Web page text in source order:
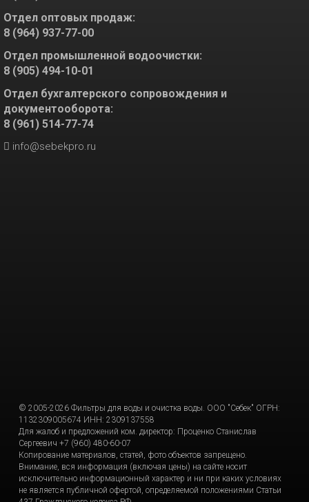
Отдел оптовых продаж:
8 (964) 937-77-00
Отдел промышленной водоочистки:
8 (905) 494-10-01
Отдел бухгалтерского сопровождения и
документооборота:
8 (961) 514-77-74
info@sebekpro.ru
© 2005-2026 Фильтры для воды и очистка воды. ООО "Себек" ОГРН:
1132309005674 ИНН: 2309137558
Для жалоб и предложений ком. директор: Проценко Станислав
Сергеевич +7 (960) 480-60-07
Копирование материалов, статей, фото объектов запрещено.
Внимание, вся информация (включая цены) на сайте носит
исключительно информационный характер и ни при каких условиях
не является публичной офертой, определяемой положениями Статьи